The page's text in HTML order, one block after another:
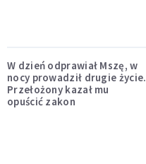
W dzień odprawiał Mszę, w
nocy prowadził drugie życie.
Przełożony kazał mu
opuścić zakon